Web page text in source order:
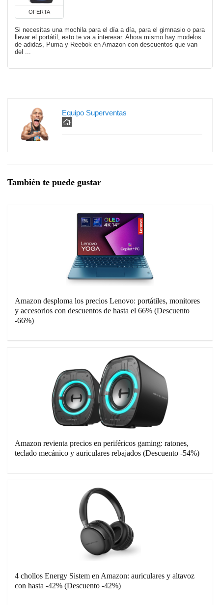
OFERTA
Si necesitas una mochila para el día a día, para el gimnasio o para
llevar el portátil, esto te va a interesar. Ahora mismo hay modelos
de adidas, Puma y Reebok en Amazon con descuentos que van
del ...
Equipo Superventas
También te puede gustar
Amazon desploma los precios Lenovo: portátiles, monitores
y accesorios con descuentos de hasta el 66% (Descuento
-66%)
Amazon revienta precios en periféricos gaming: ratones,
teclado mecánico y auriculares rebajados (Descuento -54%)
4 chollos Energy Sistem en Amazon: auriculares y altavoz
con hasta -42% (Descuento -42%)